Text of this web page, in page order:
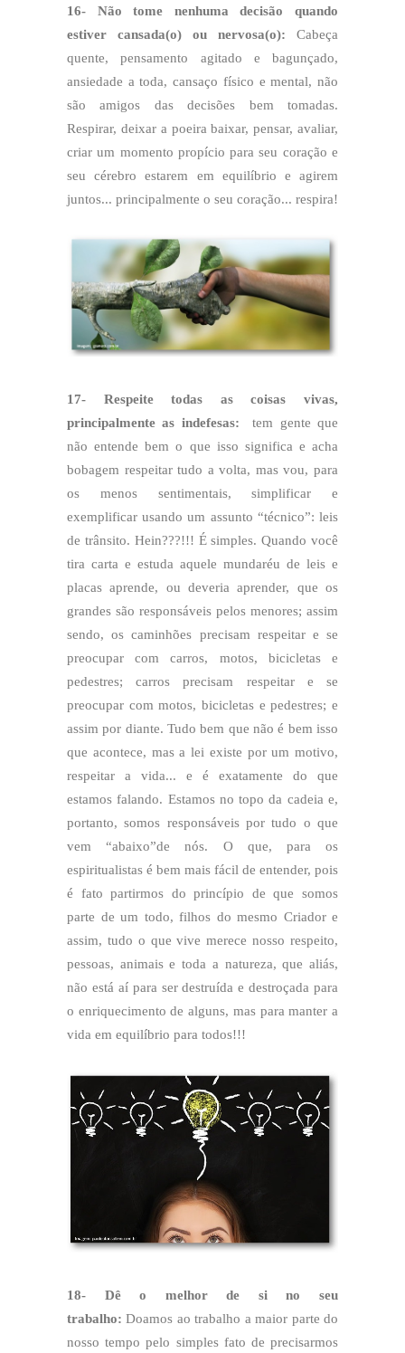
16- Não tome nenhuma decisão quando
estiver cansada(o) ou nervosa(o): Cabeça
quente, pensamento agitado e bagunçado,
ansiedade a toda, cansaço físico e mental, não
são amigos das decisões bem tomadas.
Respirar, deixar a poeira baixar, pensar, avaliar,
criar um momento propício para seu coração e
seu cérebro estarem em equilíbrio e agirem
juntos... principalmente o seu coração... respira!
17- Respeite todas as coisas vivas,
principalmente as indefesas: tem gente que
não entende bem o que isso significa e acha
bobagem respeitar tudo a volta, mas vou, para
os menos sentimentais, simplificar e
exemplificar usando um assunto “técnico”: leis
de trânsito. Hein???!!! É simples. Quando você
tira carta e estuda aquele mundaréu de leis e
placas aprende, ou deveria aprender, que os
grandes são responsáveis pelos menores; assim
sendo, os caminhões precisam respeitar e se
preocupar com carros, motos, bicicletas e
pedestres; carros precisam respeitar e se
preocupar com motos, bicicletas e pedestres; e
assim por diante. Tudo bem que não é bem isso
que acontece, mas a lei existe por um motivo,
respeitar a vida... e é exatamente do que
estamos falando. Estamos no topo da cadeia e,
portanto, somos responsáveis por tudo o que
vem “abaixo”de nós. O que, para os
espiritualistas é bem mais fácil de entender, pois
é fato partirmos do princípio de que somos
parte de um todo, filhos do mesmo Criador e
assim, tudo o que vive merece nosso respeito,
pessoas, animais e toda a natureza, que aliás,
não está aí para ser destruída e destroçada para
o enriquecimento de alguns, mas para manter a
vida em equilíbrio para todos!!!
18- Dê o melhor de si no seu
trabalho:Doamos ao trabalho a maior parte do
nosso tempo pelo simples fato de precisarmos